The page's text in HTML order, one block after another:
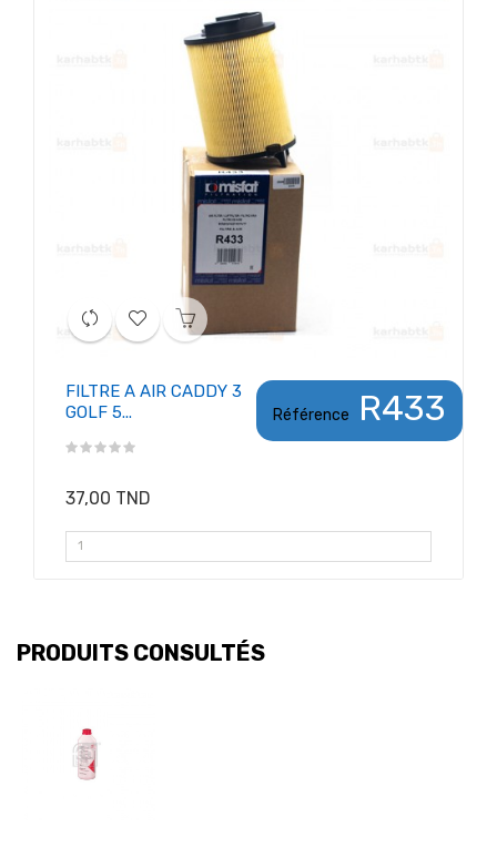
Référence R433
FILTRE A AIR CADDY 3
GOLF 5...
37,00 TND
PRODUITS CONSULTÉS